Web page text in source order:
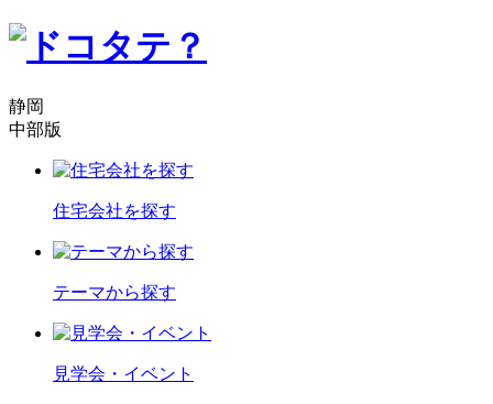
静岡
中部版
住宅会社を探す
テーマから探す
見学会・イベント